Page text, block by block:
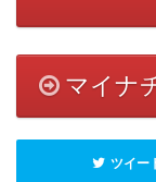
マイナ
ツイー